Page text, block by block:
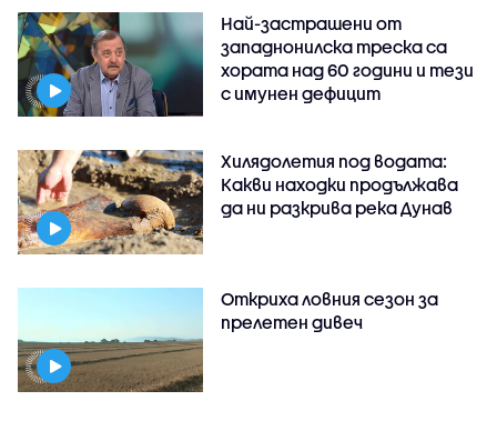
Най-застрашени от
западнонилска треска са
хората над 60 години и тези
с имунен дефицит
Хилядолетия под водата:
Какви находки продължава
да ни разкрива река Дунав
Откриха ловния сезон за
прелетен дивеч